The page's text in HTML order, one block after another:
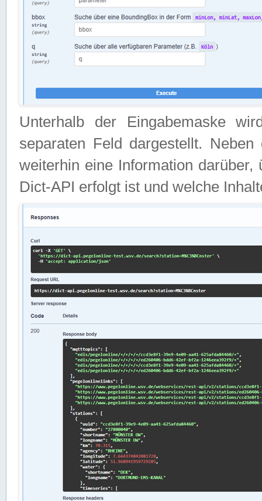
Unterhalb der Eingabemaske
separaten Feld dargestellt.
weiterhin eine Information
Dict-API erfolgt ist und welche